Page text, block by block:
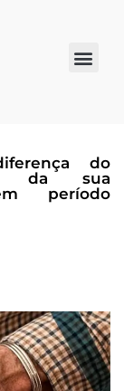
do
da sua
período